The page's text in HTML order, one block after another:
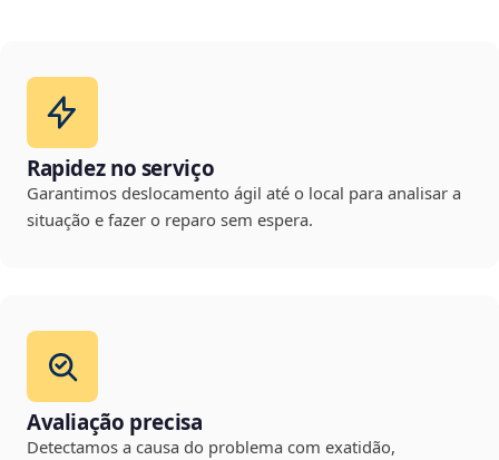
Rapidez no serviço
Garantimos deslocamento ágil até o local para analisar a
situação e fazer o reparo sem espera.
Avaliação precisa
Detectamos a causa do problema com exatidão,